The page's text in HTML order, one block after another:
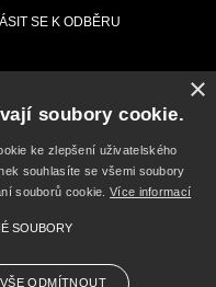
×
soubory cookie.
ke zlepšení uživatelského
souhlasíte se všemi soubory
souborů cookie.Více informací
SOUBORY
VŠE ODMÍTNOUT